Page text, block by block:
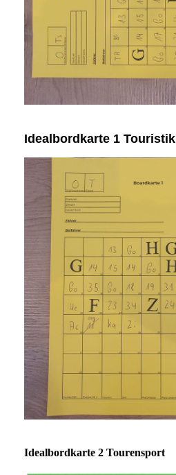
Idealbordkarte 1 Touristik
Idealbordkarte 2 Tourensport